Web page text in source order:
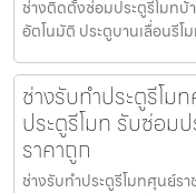
ช่างติดตั้งซ่อมประตูรีโมทบ้
อัตโนมัติ ประตูบานเลื่อนรีโ
ช่างรับทำประตูรีโม
ประตูรีโมท รับซ่อม
ราคาถูก
ช่างรับทำประตูรีโมทศุนย์ร